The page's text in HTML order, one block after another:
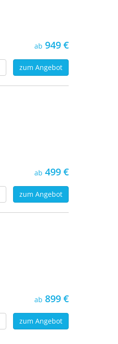
ab 949 €
zum Angebot
ab 499 €
zum Angebot
ab 899 €
zum Angebot